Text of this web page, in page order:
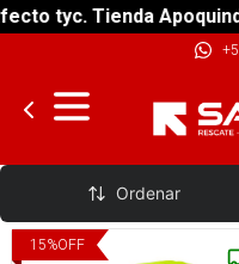
tyc. Tienda
Gorro Para Cascos
Ordenar
15%OFF